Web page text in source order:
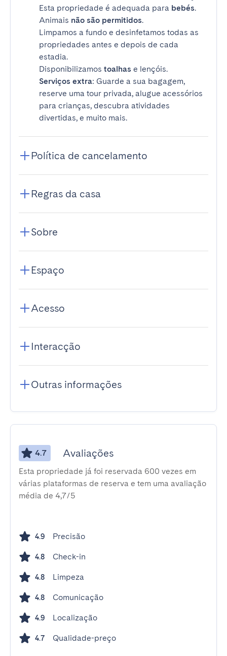
Esta propriedade é adequada para bebés.
Animais não são permitidos.
Limpamos a fundo e desinfetamos todas as
propriedades antes e depois de cada
estadia.
Disponibilizamos toalhas e lençóis.
Serviços extra: Guarde a sua bagagem,
reserve uma tour privada, alugue acessórios
para crianças, descubra atividades
divertidas, e muito mais.
Política de cancelamento
Regras da casa
Sobre
Espaço
Acesso
Interacção
Outras informações
4.7 Avaliações
Esta propriedade já foi reservada 600 vezes em
várias plataformas de reserva e tem uma avaliação
média de 4,7/5
4.9 Precisão
4.8 Check-in
4.8 Limpeza
4.8 Comunicação
4.9 Localização
4.7 Qualidade-preço